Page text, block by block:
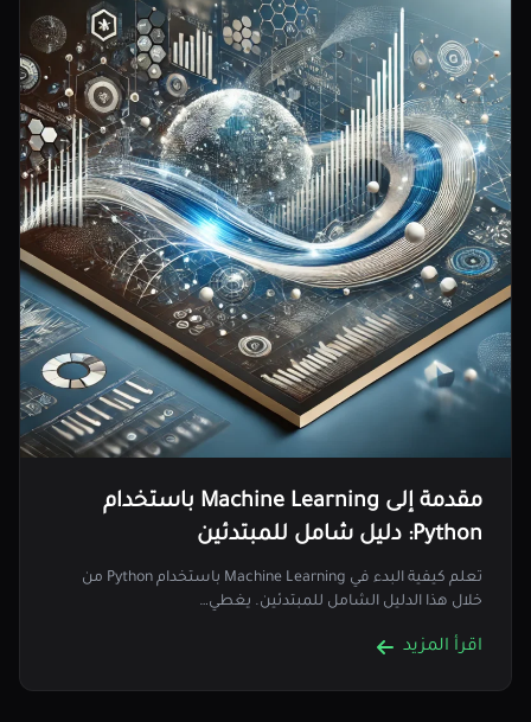
مقدمة إلى Machine Learning باستخدام
Python: دليل شامل للمبتدئين
تعلم كيفية البدء في Machine Learning باستخدام Python من
خلال هذا الدليل الشامل للمبتدئين. يغطي…
اقرأ المزيد